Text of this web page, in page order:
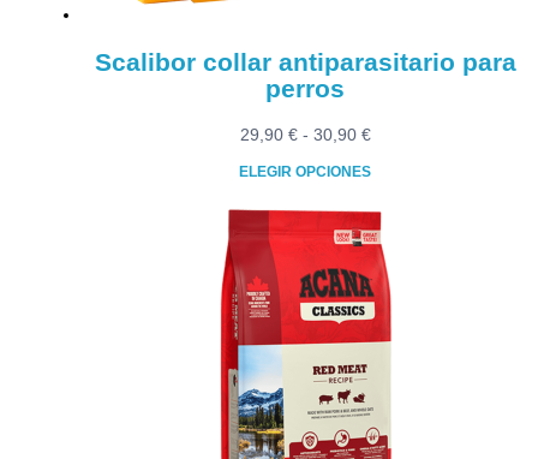
Scalibor collar antiparasitario para
perros
29,90 € - 30,90 €Rango
desde
29,90 €
hasta
30,90 €
ELEGIR OPCIONES
Este
producto
múltiples
variantes.
Las
opciones
se
pueden
elegir